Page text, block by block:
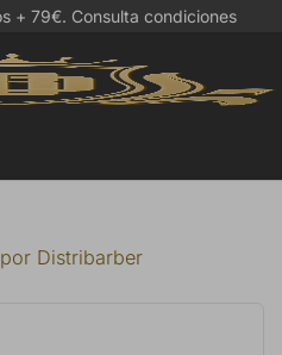
+ 79€. Consulta condiciones
Distribarber